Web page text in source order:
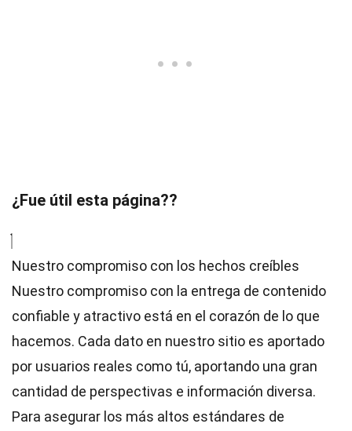
¿Fue útil esta página??
Nuestro compromiso con los hechos creíbles
Nuestro compromiso con la entrega de contenido
confiable y atractivo está en el corazón de lo que
hacemos. Cada dato en nuestro sitio es aportado
por usuarios reales como tú, aportando una gran
cantidad de perspectivas e información diversa.
Para asegurar los más altos estándares de